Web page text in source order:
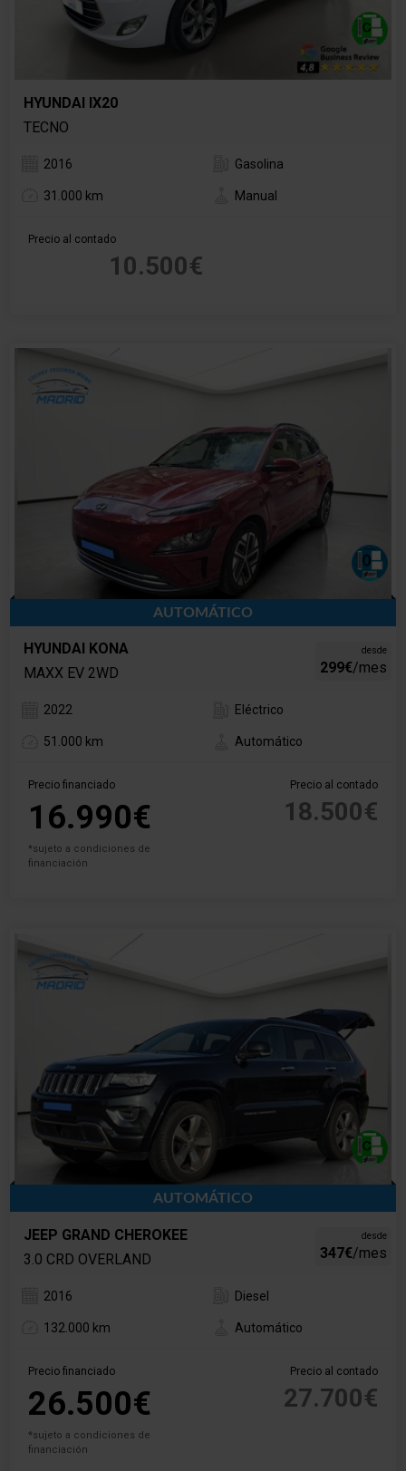
HYUNDAI IX20
TECNO
2016 Gasolina
31.000 km Manual
Precio al contado
10.500€
AUTOMÁTICO
HYUNDAI KONA
MAXX EV 2WD
desde
299€/mes
2022 Eléctrico
51.000 km Automático
Precio financiado
16.990€
*sujeto a condiciones de
financiación
Precio al contado
18.500€
AUTOMÁTICO
JEEP GRAND CHEROKEE
3.0 CRD OVERLAND
desde
347€/mes
2016 Diesel
132.000 km Automático
Precio financiado
26.500€
*sujeto a condiciones de
financiación
Precio al contado
27.700€